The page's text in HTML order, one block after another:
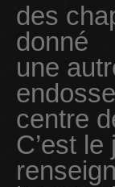
des
donné
une
centre
C’est